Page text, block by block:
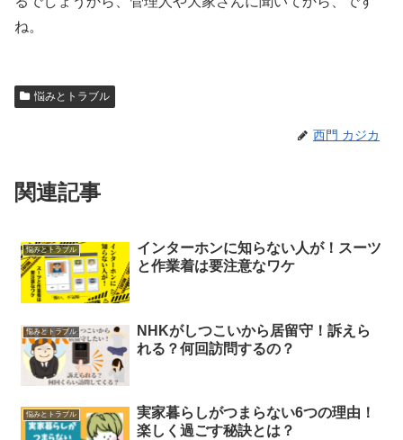
ね。
悩みとトラブル
西門 カジカ
関連記事
悩みとトラブル
インターホンに知らない人が！スーツ
と作業着は要注意なワケ
悩みとトラブル
NHKがしつこいから居留守！訴えら
れる？何回訪問するの？
悩みとトラブル
実家暮らしがつまらない6つの理由！
楽しく過ごす秘訣とは？